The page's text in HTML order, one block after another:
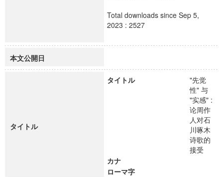
Total downloads since Sep 5,
2023 : 2527
本文公開日
タイトル
タイトル
"先觉
性" 与
"实感" :
论周作
人对石
川啄木
诗歌的
接受
カナ
ローマ字